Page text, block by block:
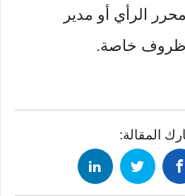
الرأي أو مدير
ظروف خاصة.
المقالة: